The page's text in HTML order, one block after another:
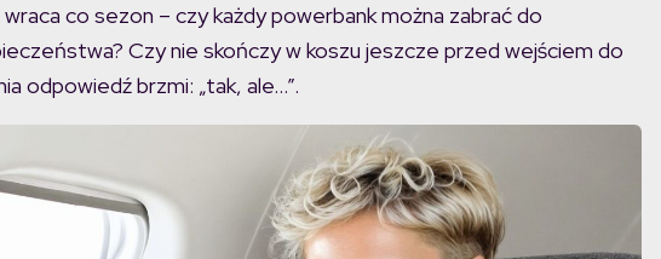
co sezon – czy każdy powerbank można zabrać do
Czy nie skończy w koszu jeszcze przed wejściem do
odpowiedź brzmi: „tak, ale…”.